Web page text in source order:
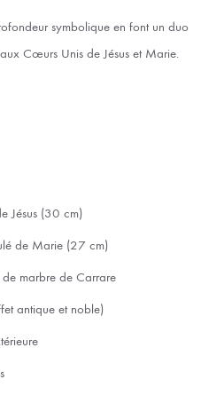
symbolique en font un duo
Cœurs Unis de Jésus et Marie.
Jésus (30 cm)
de Marie (27 cm)
marbre de Carrare
antique et noble)